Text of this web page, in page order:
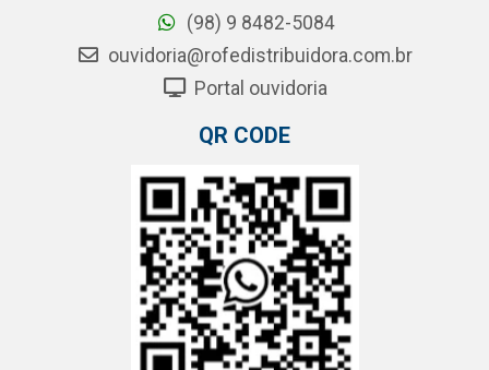
(98) 9 8482-5084
ouvidoria@rofedistribuidora.com.br
Portal ouvidoria
QR CODE